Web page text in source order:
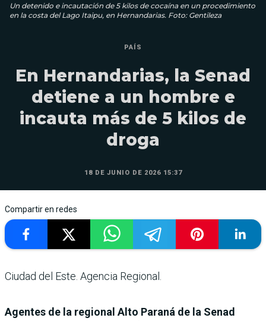
Un detenido e incautación de 5 kilos de cocaína en un procedimiento
en la costa del Lago Itaipu, en Hernandarias. Foto: Gentileza
PAÍS
En Hernandarias, la Senad
detiene a un hombre e
incauta más de 5 kilos de
droga
18 DE JUNIO DE 2026 15:37
Compartir en redes
Ciudad del Este. Agencia Regional.
Agentes de la regional Alto Paraná de la Senad